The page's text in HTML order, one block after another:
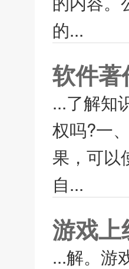
的...
软件
...了解知
权吗?一
果，可以
自...
游戏
...解。游